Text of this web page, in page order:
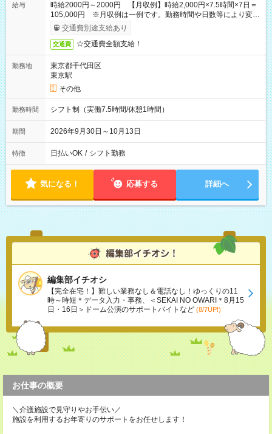
給与
時給2000円～2000円 【月収例】時給2,000円×7.5時間×7日＝
105,000円 ※月収例は一例です。勤務時間や日数等により変動
いたします。
交通費別途支給あり
交通費 ☆交通費全額支給！
勤務地
東京都千代田区
東京駅
その他
勤務時間 シフト制（実働7.5時間/休憩1時間）
期間 2026年9月30日～10月13日
特徴 日払いOK / シフト勤務
気になる！ 応募する 詳細へ
編集部イチオシ
【完全在宅！】難しい業務なし＆電話なし！ゆっくりの11
時～時短＊データ入力・事務、＜SEKAI NO OWARI＊8月15
日・16日＞ドーム公演のサポートバイトなど (8/7UP!)
お仕事の概要
＼介護施設で見守りやお手伝い／
施設を利用するお年寄りのサポートをお任せします！